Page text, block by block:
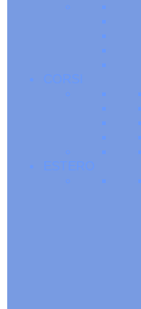
CORSI
ESTERO